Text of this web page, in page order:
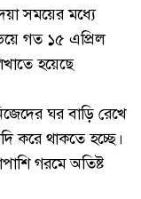
সময়ের মধ্যে
গত ১৫ এপ্রিল
হয়েছে
ঘর বাড়ি রেখে
করে থাকতে হচ্ছে।
গরমে অতিষ্ট